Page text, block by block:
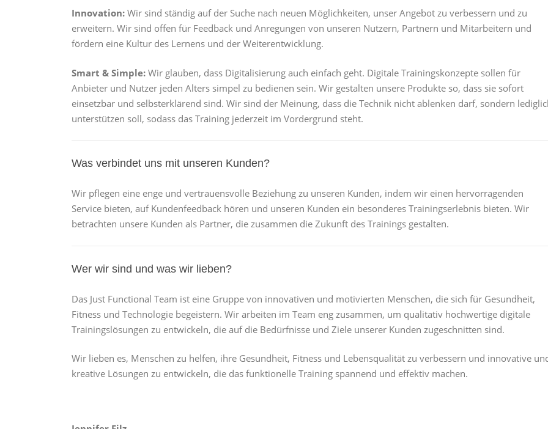
Innovation: Wir sind ständig auf der Suche nach neuen Möglichkeiten, unser Angebot zu verbessern und zu
erweitern. Wir sind offen für Feedback und Anregungen von unseren Nutzern, Partnern und Mitarbeitern und
fördern eine Kultur des Lernens und der Weiterentwicklung.
Smart & Simple: Wir glauben, dass Digitalisierung auch einfach geht. Digitale Trainingskonzepte sollen für
Anbieter und Nutzer jeden Alters simpel zu bedienen sein. Wir gestalten unsere Produkte so, dass sie sofort
einsetzbar und selbsterklärend sind. Wir sind der Meinung, dass die Technik nicht ablenken darf, sondern
unterstützen soll, sodass das Training jederzeit im Vordergrund steht.
Was verbindet uns mit unseren Kunden?
Wir pflegen eine enge und vertrauensvolle Beziehung zu unseren Kunden, indem wir einen hervorragenden
Service bieten, auf Kundenfeedback hören und unseren Kunden ein besonderes Trainingserlebnis bieten. Wir
betrachten unsere Kunden als Partner, die zusammen die Zukunft des Trainings gestalten.
Wer wir sind und was wir lieben?
Das Just Functional Team ist eine Gruppe von innovativen und motivierten Menschen, die sich für Gesundheit,
Fitness und Technologie begeistern. Wir arbeiten im Team eng zusammen, um qualitativ hochwertige digitale
Trainingslösungen zu entwickeln, die auf die Bedürfnisse und Ziele unserer Kunden zugeschnitten sind.
Wir lieben es, Menschen zu helfen, ihre Gesundheit, Fitness und Lebensqualität zu verbessern und innovative
kreative Lösungen zu entwickeln, die das funktionelle Training spannend und effektiv machen.